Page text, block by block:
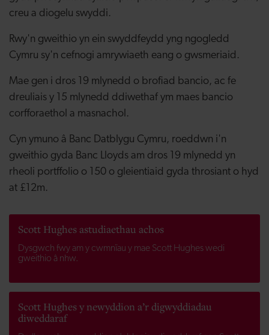
creu a diogelu swyddi.
Rwy'n gweithio yn ein swyddfeydd yng ngogledd
Cymru sy'n cefnogi amrywiaeth eang o gwsmeriaid.
Mae gen i dros 19 mlynedd o brofiad bancio, ac fe
dreuliais y 15 mlynedd ddiwethaf ym maes bancio
corfforaethol a masnachol.
Cyn ymuno â Banc Datblygu Cymru, roeddwn i'n
gweithio gyda Banc Lloyds am dros 19 mlynedd yn
rheoli portffolio o 150 o gleientiaid gyda throsiant o hyd
at £12m.
Scott Hughes astudiaethau achos
Dysgwch fwy am y cwmnïau y mae Scott Hughes wedi
gweithio â nhw.
Scott Hughes y newyddion a’r digwyddiadau
diweddaraf